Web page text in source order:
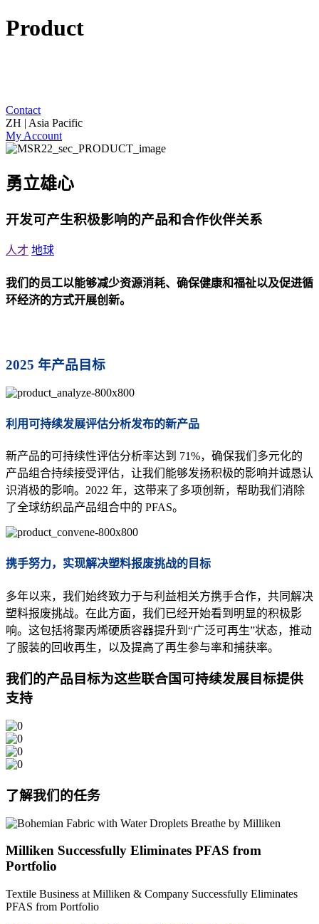
Product
Contact
ZH | Asia Pacific
My Account
勇立雄心
开发可产生积极影响的产品和合作伙伴关系
人才 地球
我们的员工以能够减少资源消耗、确保健康和福祉以及促进循
环经济的方式开展创新。
2025 年产品目标
利用可持续发展评估分析发布的新产品
新产品的可持续性评估分析率达到 71%，确保我们多元化的
产品组合持续接受评估，让我们能够发扬积极的影响并诚恳认
识消极的影响。2022 年，这带来了多项创新，帮助我们消除
了全球纺织品产品组合中的 PFAS。
携手努力，实现解决塑料报废挑战的目标
多年以来，我们始终致力于与利益相关方携手合作，共同解决
塑料报废挑战。在此方面，我们已经开始看到明显的积极影
响。这包括将聚丙烯硬质容器提升到“广泛可再生”状态，推动
了服装的回收再生，以及提高了再生参与率和捕获率。
我们的产品目标为这些联合国可持续发展目标提供
支持
了解我们的任务
Milliken Successfully Eliminates PFAS from
Portfolio
Textile Business at Milliken & Company Successfully Eliminates
PFAS from Portfolio